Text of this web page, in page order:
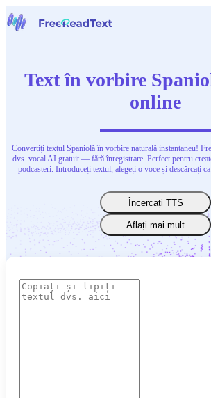
Instrumente
Română
Text în vorbire
online
Convertiți textul Spaniolă în vorbire naturală instantaneu!
dvs. vocal AI gratuit — fără înregistrare. Perfect pentru
podcasteri. Introduceți textul, alegeți o voce și descărcați
Încercați TTS
Aflați mai mult